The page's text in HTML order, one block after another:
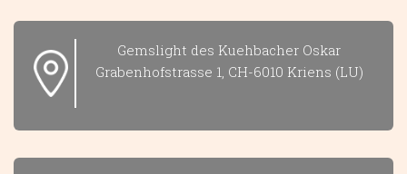
icon
1
Gemslight des Kuehbacher Oskar
Grabenhofstrasse 1, CH-6010 Kriens (LU)